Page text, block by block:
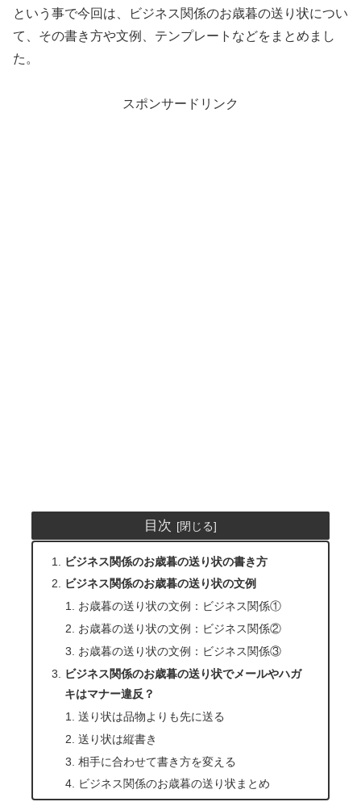
という事で今回は、ビジネス関係のお歳暮の送り状につい
て、その書き方や文例、テンプレートなどをまとめまし
た。
スポンサードリンク
目次
ビジネス関係のお歳暮の送り状の書き方
ビジネス関係のお歳暮の送り状の文例
お歳暮の送り状の文例：ビジネス関係①
お歳暮の送り状の文例：ビジネス関係②
お歳暮の送り状の文例：ビジネス関係③
ビジネス関係のお歳暮の送り状でメールやハガ
キはマナー違反？
送り状は品物よりも先に送る
送り状は縦書き
相手に合わせて書き方を変える
ビジネス関係のお歳暮の送り状まとめ